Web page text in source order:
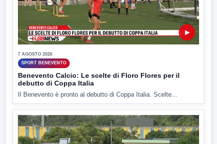
▶
7 AGOSTO 2026
SPORT BENEVENTO
Benevento Calcio: Le scelte di Floro Flores per il
debutto di Coppa Italia
Il Benevento è pronto al debutto di Coppa Italia. Scelte...